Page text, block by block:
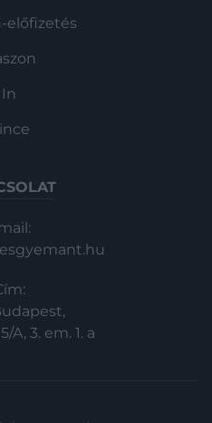
előfizetés
In
A, 3. em. 1. a